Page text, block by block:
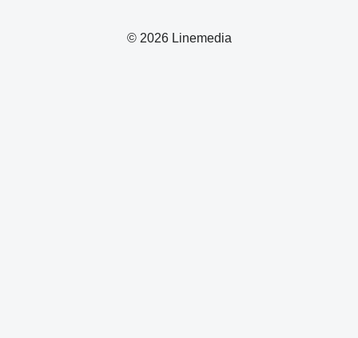
© 2026 Linemedia